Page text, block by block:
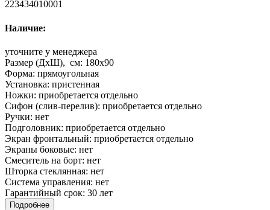
223434010001
Наличие:
уточните у менеджера
Размер (ДхШ), см: 180x90
Форма: прямоугольная
Установка: пристенная
Ножки: приобретается отдельно
Сифон (слив-перелив): приобретается отдельно
Ручки: нет
Подголовник: приобретается отдельно
Экран фронтальный: приобретается отдельно
Экраны боковые: нет
Смеситель на борт: нет
Шторка стеклянная: нет
Система управления: нет
Гарантийный срок: 30 лет
Подробнее